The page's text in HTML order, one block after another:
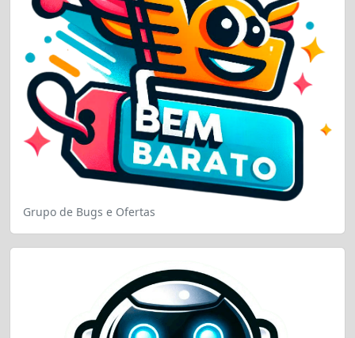
Grupo de Bugs e Ofertas